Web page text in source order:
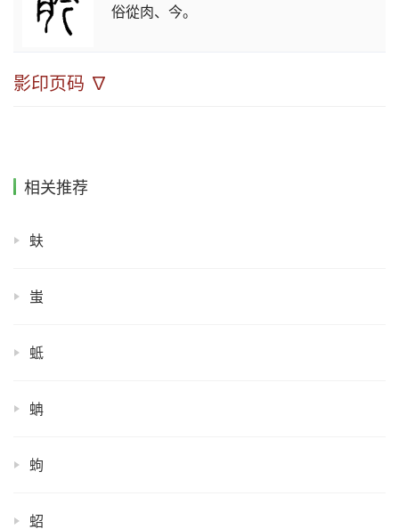
俗從肉、今。
影印页码 ∇
相关推荐
蚨
蚩
蚳
蚺
蚼
蛁